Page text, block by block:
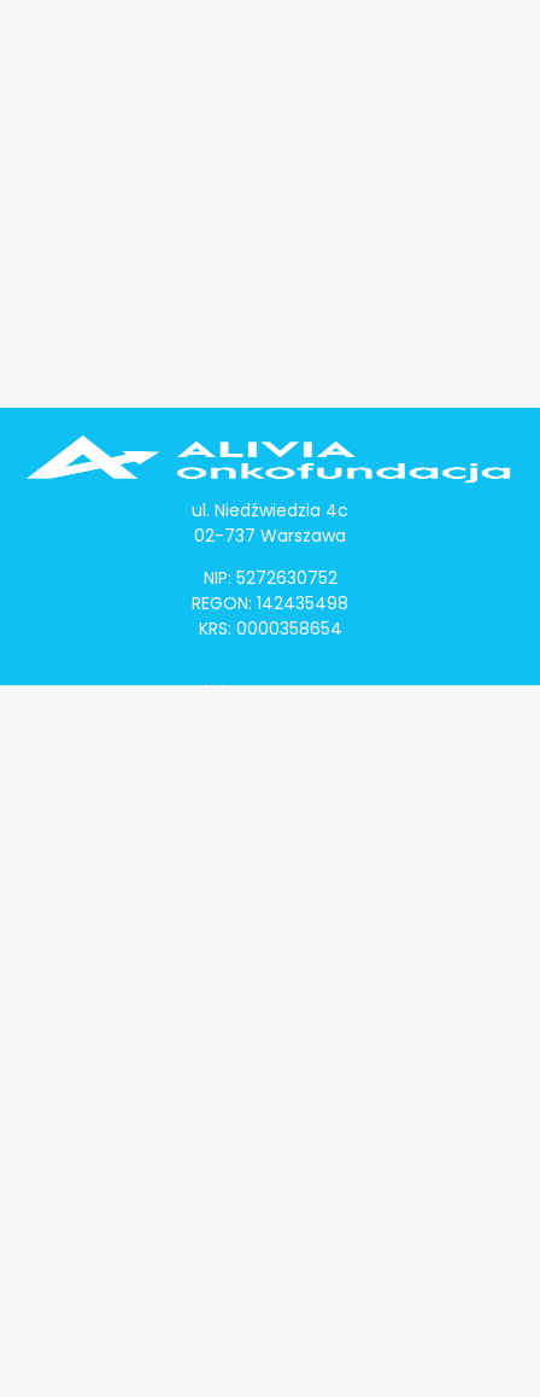
ul. Niedźwiedzia 4c
02-737 Warszawa
NIP: 5272630752
REGON: 142435498
KRS: 0000358654
Alivia Onkomapa